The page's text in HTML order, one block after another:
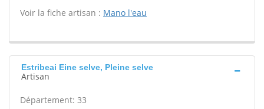
Voir la fiche artisan : Mano l'eau
Estribeai Eine selve, Pleine selve
Artisan
Département: 33